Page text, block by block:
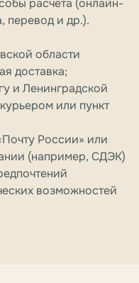
расчёта (онлайн-
перевод и др.).
области
доставка;
и Ленинградской
или пункт
России» или
(например, СДЭК)
возможностей